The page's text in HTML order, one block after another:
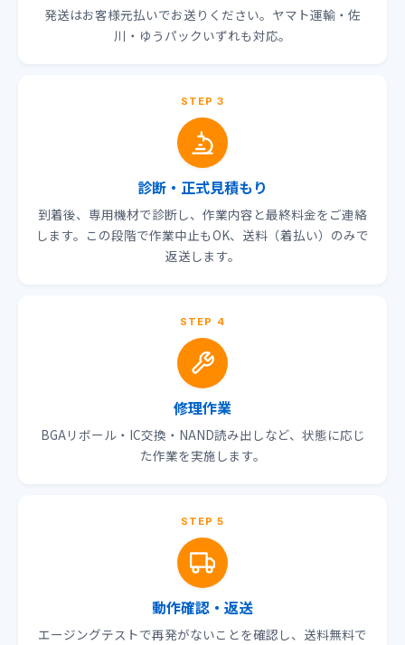
発送はお客様元払いでお送りください。ヤマト運輸・佐
川・ゆうパックいずれも対応。
STEP 3
診断・正式見積もり
到着後、専用機材で診断し、作業内容と最終料金をご連絡
します。この段階で作業中止もOK、送料（着払い）のみで
返送します。
STEP 4
修理作業
BGAリボール・IC交換・NAND読み出しなど、状態に応じ
た作業を実施します。
STEP 5
動作確認・返送
エージングテストで再発がないことを確認し、送料無料で